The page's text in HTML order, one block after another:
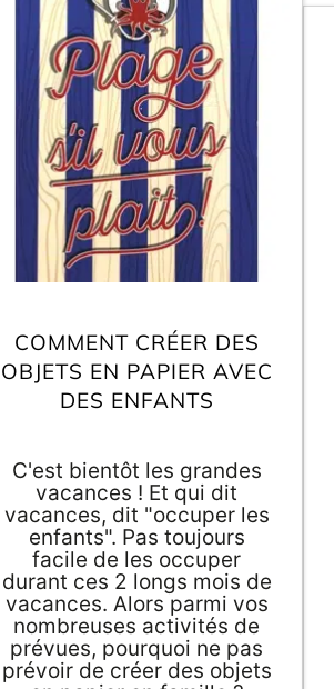
COMMENT CRÉER DES
OBJETS EN PAPIER AVEC
DES ENFANTS
C'est bientôt les grandes
vacances ! Et qui dit
vacances, dit "occuper les
enfants". Pas toujours
facile de les occuper
durant ces 2 longs mois de
vacances. Alors parmi vos
nombreuses activités de
prévues, pourquoi ne pas
prévoir de créer des objets